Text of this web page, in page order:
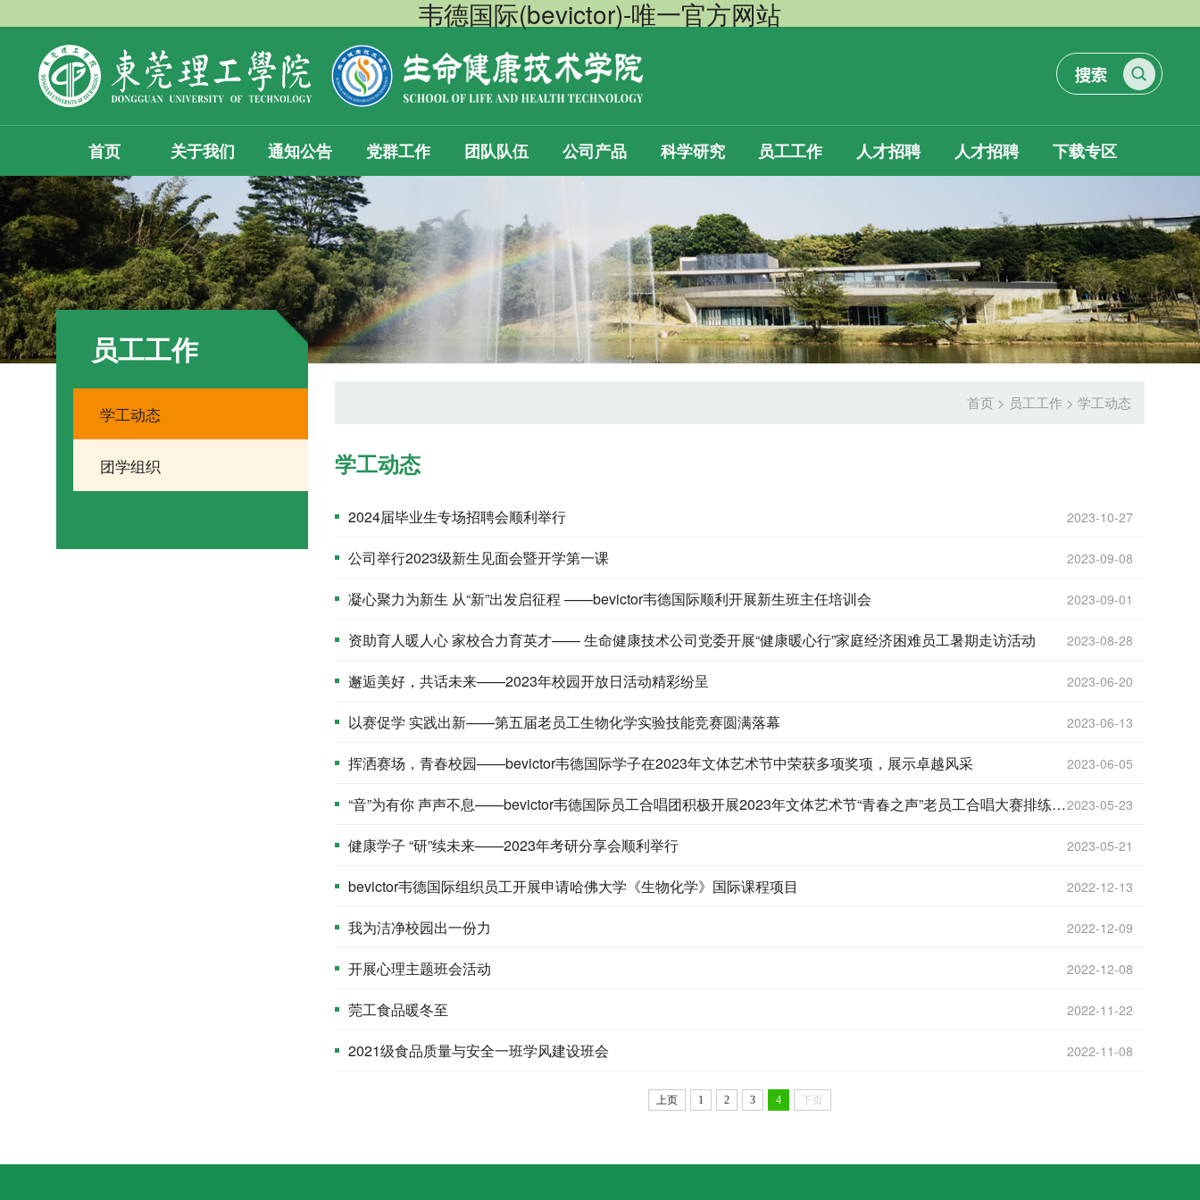
韦德国际(bevictor)-唯一官方网站
首页 关于我们 通知公告 党群工作 团队队伍 公司产品 科学研究 员工工作 人才招聘 人才招聘 下载专区
员工工作
学工动态
团学组织
首页 > 员工工作 > 学工动态
学工动态
2023-10-27
2024届毕业生专场招聘会顺利举行
2023-09-08
公司举行2023级新生见面会暨开学第一课
2023-09-01
凝心聚力为新生 从“新”出发启征程 ——bevictor韦德国际顺利开展新生班主任培训会
2023-08-28
资助育人暖人心 家校合力育英才—— 生命健康技术公司党委开展“健康暖心行”家庭经济困难员工暑期走访活动
2023-06-20
邂逅美好，共话未来——2023年校园开放日活动精彩纷呈
2023-06-13
以赛促学 实践出新——第五届老员工生物化学实验技能竞赛圆满落幕
2023-06-05
挥洒赛场，青春校园——bevictor韦德国际学子在2023年文体艺术节中荣获多项奖项，展示卓越风采
2023-05-23
“音”为有你 声声不息——bevictor韦德国际员工合唱团积极开展2023年文体艺术节“青春之声”老员工合唱大赛排练工作
2023-05-21
健康学子 “研”续未来——2023年考研分享会顺利举行
2022-12-13
bevictor韦德国际组织员工开展申请哈佛大学《生物化学》国际课程项目
2022-12-09
我为洁净校园出一份力
2022-12-08
开展心理主题班会活动
2022-11-22
莞工食品暖冬至
2022-11-08
2021级食品质量与安全一班学风建设班会
上页 1 2 3 4 下页